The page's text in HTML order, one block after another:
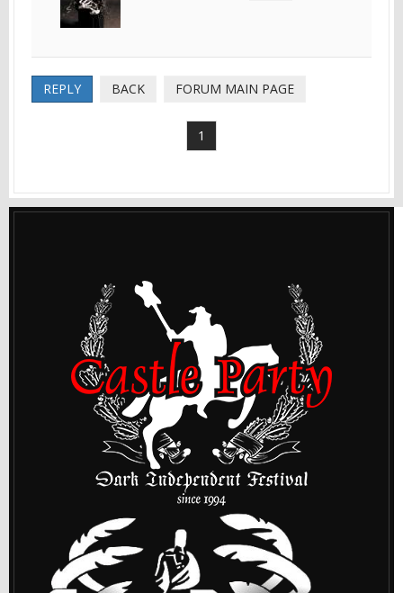
REPLY BACK FORUM MAIN PAGE
1